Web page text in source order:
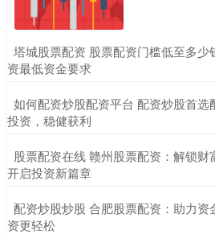
塔城股票配资 股票配资门槛低至多少
资最低资金要求
如何配资炒股配资平台 配资炒股首选
投资，稳健获利
股票配资在线 赣州股票配资：解锁财
开启投资新篇章
配资炒股炒股 合肥股票配资：助力资
资更轻松